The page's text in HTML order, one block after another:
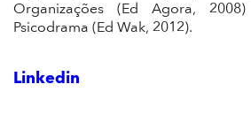
Organizações (Ed Agora,
Psicodrama (Ed Wak, 2012).
Linkedin